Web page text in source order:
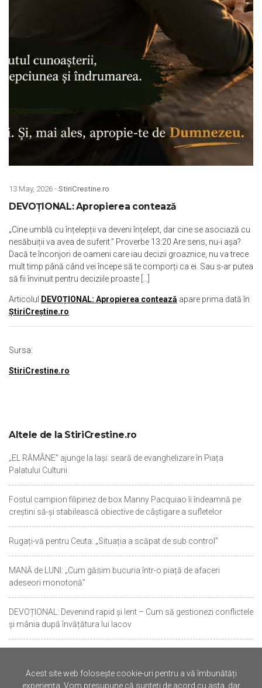
13 May, 2026 - StiriCrestine.ro
DEVOȚIONAL: Apropierea contează
„Cine umblă cu înțelepții va deveni înțelept, dar cine se asociază cu
nesăbuiții va avea de suferit.” Proverbe 13:20 Are sens, nu-i așa?
Dacă te înconjori de oameni care iau decizii groaznice, nu va trece
mult timp până când vei începe să te comporți ca ei. Sau s-ar putea
să fii învinuit pentru deciziile proaste [...]
Articolul DEVOȚIONAL: Apropierea contează apare prima dată în
ȘtiriCreștine.ro.
Sursa:
StiriCrestine.ro
Altele de la StiriCrestine.ro
„EL RĂMÂNE” ajunge la Iași: seară de evanghelizare în Piața
Palatului Culturii
Fostul campion filipinez de box Manny Pacquiao îi îndeamnă pe
creștini să-și stabilească obiective de câștigare a sufletelor
Rugați-vă pentru Ceuta: „Situația a scăpat de sub control”
MANĂ de LUNI: „Cum găsim bucuria într-o piață de afaceri
adeseori monotonă”
DEVOȚIONAL: Devenind rapid și lent – Cum să gestionezi conflictele
și mânia după învățătura lui Iacov
„Viață din abundență”: Un studiu arată că citirea Bibliei este o
Acest site web folosește cookie-uri pentru a vă îmbunătăți
experiența. Vom presupune că sunteți de acord cu asta, dar